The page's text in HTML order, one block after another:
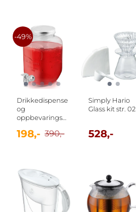
-49%
Drikkedispenser
og
oppbevaringskrukke
tappekran 4
198,- 390,-
Simply Hario
Glass kit str. 02
528,-